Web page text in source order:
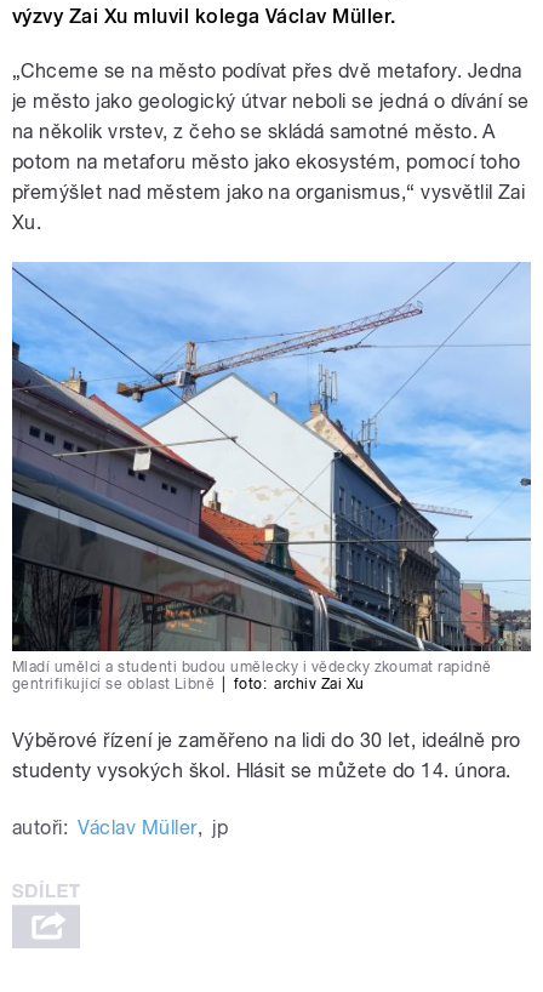
výzvy Zai Xu mluvil kolega Václav Müller.
„Chceme se na město podívat přes dvě metafory. Jedna
je město jako geologický útvar neboli se jedná o dívání se
na několik vrstev, z čeho se skládá samotné město. A
potom na metaforu město jako ekosystém, pomocí toho
přemýšlet nad městem jako na organismus,“ vysvětlil Zai
Xu.
Mladí umělci a studenti budou umělecky i vědecky zkoumat rapidně
gentrifikující se oblast Libně
foto: archiv Zai Xu
Výběrové řízení je zaměřeno na lidi do 30 let, ideálně pro
studenty vysokých škol. Hlásit se můžete do 14. února.
autoři: Václav Müller, jp